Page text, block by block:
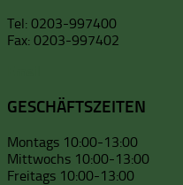
Tel: 0203-997400
Fax: 0203-997402
GESCHÄFTSZEITEN
Montags 10:00-13:00
Mittwochs 10:00-13:00
Freitags 10:00-13:00